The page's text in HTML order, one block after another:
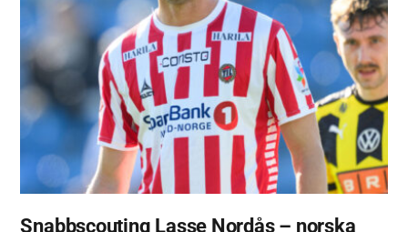
Snabbscouting Lasse Nordås – norska